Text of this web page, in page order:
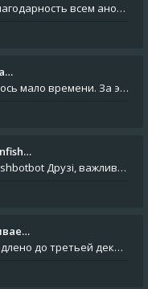
Хочу выразить искреннюю благодарность всем анонимным пользователям, которые поддержали наше сообщество финансово. Благод
💡 Друзья, скажу прямо. Осталось мало времени. За это время нам нужно закрыть последние обязательные расходы: около 500
Звіти пишіть роботу @oceanfishbotbot Друзі, важливе повідомлення для учасників форума. Основне звернення опублікован
Доменное имя KIEV-X.COM продлено до третьей декады августа 2027 года! Спасибо всем анонимным пользователям, которые по